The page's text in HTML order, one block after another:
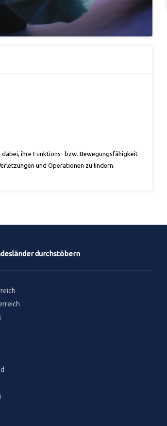
ihre Funktions- bzw. Bewegungsfähigkeit
und Operationen zu lindern.
durchstöbern